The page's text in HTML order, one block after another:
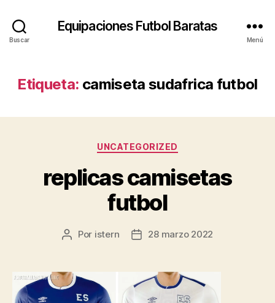
Buscar
Equipaciones Futbol Baratas
Menú
Etiqueta: camiseta sudafrica futbol
Categorías
UNCATEGORIZED
replicas camisetas
futbol
Autor
entrada
Por istern
Fecha
entrada
28 marzo 2022